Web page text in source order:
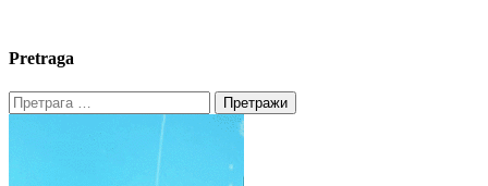
Pretraga
Претрага
за: